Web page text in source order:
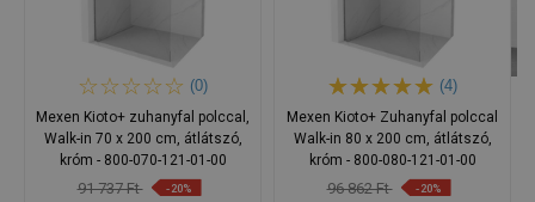
(0)
Mexen Kioto+ zuhanyfal polccal,
Walk-in 70 x 200 cm, átlátszó,
króm - 800-070-121-01-00
91 737 Ft -20%
(4)
Mexen Kioto+ Zuhanyfal polccal
Walk-in 80 x 200 cm, átlátszó,
króm - 800-080-121-01-00
96 862 Ft -20%